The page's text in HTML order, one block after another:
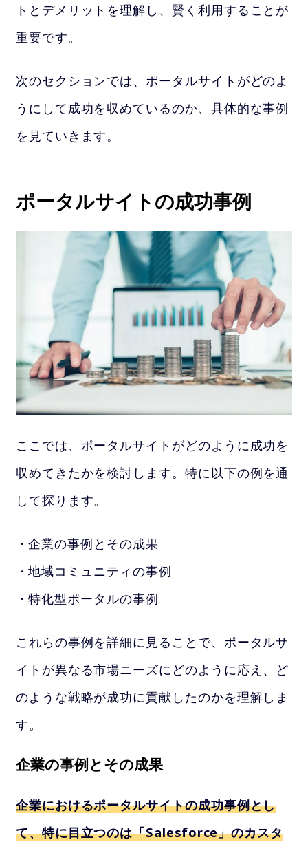
トとデメリットを理解し、賢く利用することが
重要です。
次のセクションでは、ポータルサイトがどのよ
うにして成功を収めているのか、具体的な事例
を見ていきます。
ポータルサイトの成功事例
ここでは、ポータルサイトがどのように成功を
収めてきたかを検討します。特に以下の例を通
して探ります。
企業の事例とその成果
地域コミュニティの事例
特化型ポータルの事例
これらの事例を詳細に見ることで、ポータルサ
イトが異なる市場ニーズにどのように応え、ど
のような戦略が成功に貢献したのかを理解しま
す。
企業の事例とその成果
企業におけるポータルサイトの成功事例とし
て、特に目立つのは「Salesforce」のカスタ